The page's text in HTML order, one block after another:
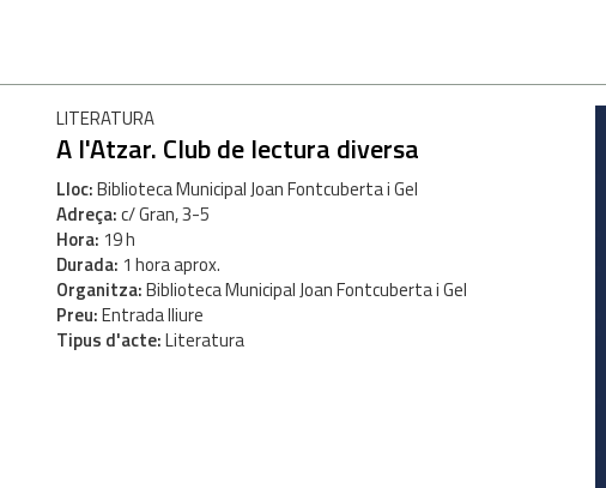
LITERATURA
A l'Atzar. Club de lectura diversa
Lloc Biblioteca Municipal Joan Fontcuberta i Gel
Adreça c/ Gran, 3-5
Hora 19 h
Durada 1 hora aprox.
Organitza Biblioteca Municipal Joan Fontcuberta i Gel
Preu Entrada lliure
Tipus d'acte Literatura